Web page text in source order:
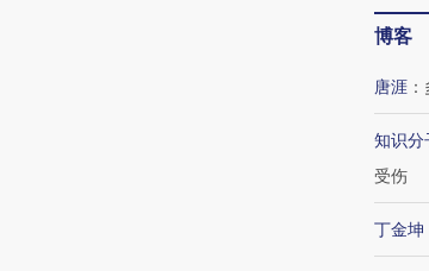
博客
唐涯 ：
知识分
受伤
丁金坤